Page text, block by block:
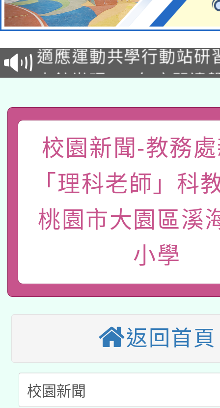
本校115學年度第2次
招甄選結果公告(無人
招)
適應運動共學行動站研
本館辦理115年度閱讀
礎課程
A3數位素養講師名單
「數位內容與教學軟
pilot」
有關大陸委員會函釋公
薪期間赴陸應申請許可
轉知經濟部水利署委託
業技術研究院辦理「
用水績優單位及節水達
動」
115年8月22日(星期六
桃園市孔廟祈福系列
2026年桃園地景藝術
本校115學年度第2次
招甄選結果公告(無人
適應運動共學行動站研
本館辦理115年度閱讀
暨閱讀推動專業研習
科技賦能─人工智慧
礎課程
A3數位素養講師名單
「數位內容與教學軟體
校園新聞-教務
「理科老師」科
桃園市大園區溪
小學
返回首頁